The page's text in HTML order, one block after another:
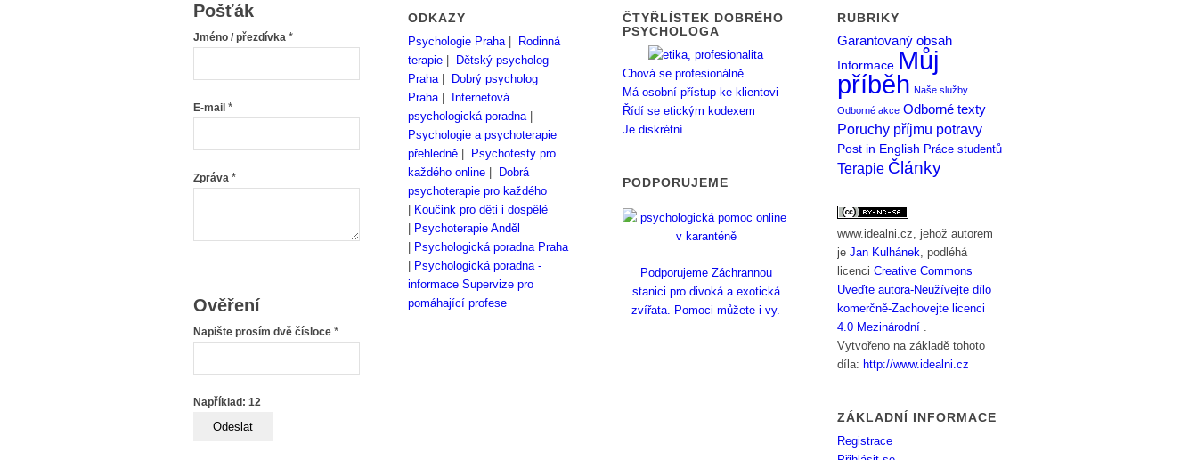
Pošťák
Jméno / přezdívka *
E-mail *
Zpráva *
Ověření
Napište prosím dvě čísloce *
Například: 12
ODKAZY
Psychologie Praha|
Rodinná
terapie
Dětský psycholog
Praha|
Dobrý psycholog
Praha|
Internetová
psychologická poradna|
Psychologie a psychoterapie
přehledně
Psychotesty pro
každého online
Dobrá
psychoterapie pro každého
Koučink pro děti i dospělé
Psychoterapie Anděl
Psychologická poradna Praha
Psychologická poradna -
informace Supervize pro
pomáhající profese
ČTYŘLÍSTEK DOBRÉHO
PSYCHOLOGA
Chová se profesionálně
Má osobní přístup ke klientovi
Řídí se etickým kodexem
Je diskrétní
PODPORUJEME
Podporujeme Záchrannou
stanici pro divoká a exotická
zvířata. Pomoci můžete i vy.
RUBRIKY
Garantovaný obsah
Informace Můj
příběh Naše služby
Odborné akce Odborné texty
Poruchy příjmu potravy
Post in English Práce studentů
Terapie Články
www.idealni.cz, jehož autorem
jeJan Kulhánek, podléhá
licenciCreative Commons
Uveďte autora-Neužívejte dílo
komerčně-Zachovejte licenci
4.0 Mezinárodní .
Vytvořeno na základě tohoto
díla: http://www.idealni.cz
ZÁKLADNÍ INFORMACE
Registrace